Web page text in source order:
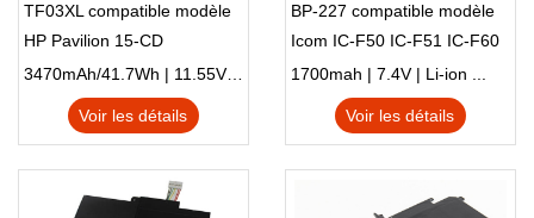
TF03XL compatible modèle
HP Pavilion 15-CD
3470mAh/41.7Wh | 11.55V | Li-ion ...
Voir les détails
BP-227 compatible modèle
Icom IC-F50 IC-F51 IC-F60
IC-F61 IC-M87
1700mah | 7.4V | Li-ion ...
Voir les détails